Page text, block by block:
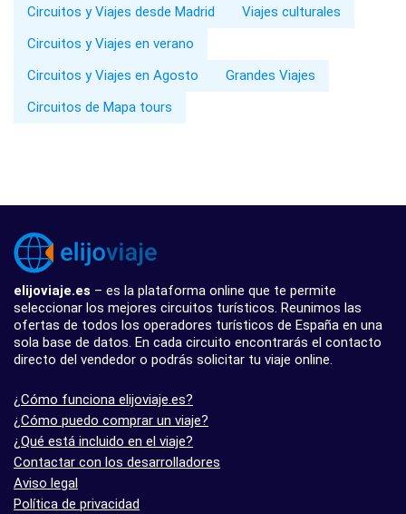
Circuitos y Viajes desde Madrid
Viajes culturales
Circuitos y Viajes en verano
Circuitos y Viajes en Agosto
Grandes Viajes
Circuitos de Mapa tours
elijoviaje.es – es la plataforma online que te permite
seleccionar los mejores circuitos turísticos. Reunimos las
ofertas de todos los operadores turísticos de España en una
sola base de datos. En cada circuito encontrarás el contacto
directo del vendedor o podrás solicitar tu viaje online.
¿Cómo funciona elijoviaje.es?
¿Cómo puedo comprar un viaje?
¿Qué está incluido en el viaje?
Contactar con los desarrolladores
Aviso legal
Política de privacidad